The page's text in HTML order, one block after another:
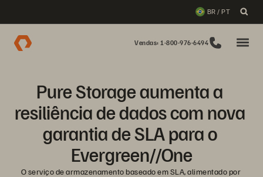
BR / PT
Vendas: 1-800-976-6494
Pure Storage aumenta a
resiliência de dados com nova
garantia de SLA para o
Evergreen//One
O serviço de armazenamento baseado em SLA, alimentado por